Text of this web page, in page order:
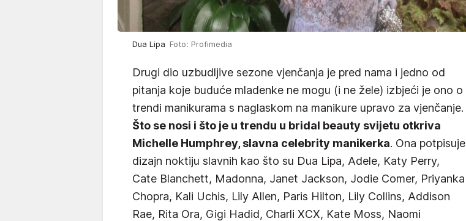
Dua Lipa Foto: Profimedia
Drugi dio uzbudljive sezone vjenčanja je pred nama i jedno od
pitanja koje buduće mladenke ne mogu (i ne žele) izbjeći je ono o
trendi manikurama s naglaskom na manikure upravo za vjenčanje.
Što se nosi i što je u trendu u bridal beauty svijetu otkriva
Michelle Humphrey, slavna celebrity manikerka. Ona potpisuje
dizajn noktiju slavnih kao što su Dua Lipa, Adele, Katy Perry,
Cate Blanchett, Madonna, Janet Jackson, Jodie Comer, Priyanka
Chopra, Kali Uchis, Lily Allen, Paris Hilton, Lily Collins, Addison
Rae, Rita Ora, Gigi Hadid, Charli XCX, Kate Moss, Naomi